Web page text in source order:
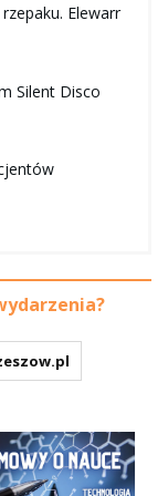
Elewarr
Silent Disco